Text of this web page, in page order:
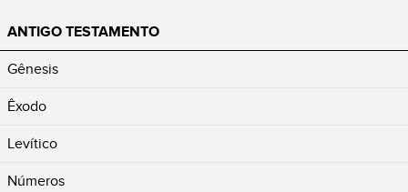
ANTIGO TESTAMENTO
Gênesis
Êxodo
Levítico
Números